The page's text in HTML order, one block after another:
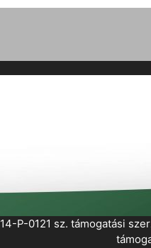
P-0121 sz. támogatási